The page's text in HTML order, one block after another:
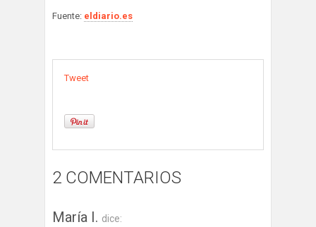
Fuente: eldiario.es
Tweet
2 COMENTARIOS
María I. dice: